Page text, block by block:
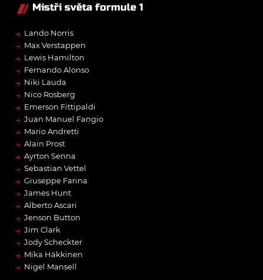
Mistři světa formule 1
→ Lando Norris
→ Max Verstappen
→ Lewis Hamilton
→ Fernando Alonso
→ Niki Lauda
→ Nico Rosberg
→ Emerson Fittipaldi
→ Juan Manuel Fangio
→ Mario Andretti
→ Alain Prost
→ Ayrton Senna
→ Sebastian Vettel
→ Giuseppe Farina
→ James Hunt
→ Alberto Ascari
→ Jenson Button
→ Jim Clark
→ Jody Scheckter
→ Mika Häkkinen
→ Nigel Mansell